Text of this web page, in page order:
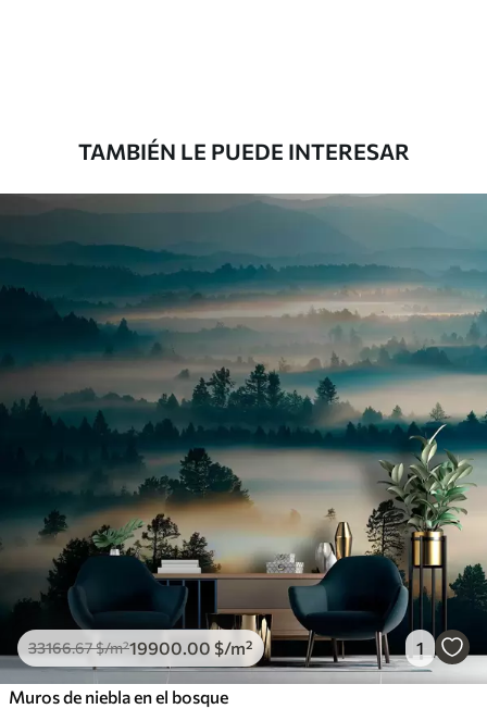
Vinilo Premium
43816.6726290.00$/m²
TAMBIÉN LE PUEDE INTERESAR
33166.67$/m²19900 .00 $/m² 1
Muros de niebla en el bosque